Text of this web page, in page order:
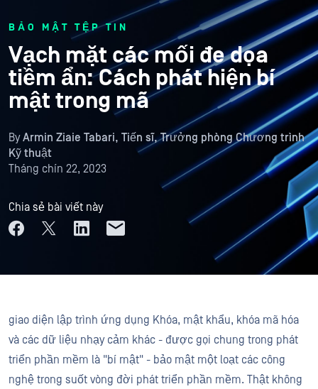
BẢO MẬT TỆP TIN
Vạch mặt các mối đe dọa
tiềm ẩn: Cách phát hiện bí
mật trong mã
ByArmin Ziaie Tabari, Tiến sĩ, Trưởng phòng Chương trình
Kỹ thuật
Tháng chín 22, 2023
Chia sẻ bài viết này
giao diện lập trình ứng dụng Khóa, mật khẩu, khóa mã hóa
và các dữ liệu nhạy cảm khác - được gọi chung trong phát
triển phần mềm là "bí mật" - bảo mật một loạt các công
nghệ trong suốt vòng đời phát triển phần mềm. Thật không